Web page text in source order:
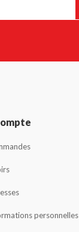
personnelles